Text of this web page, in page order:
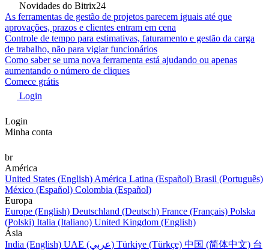
Novidades do Bitrix24
As ferramentas de gestão de projetos parecem iguais até que
aprovações, prazos e clientes entram em cena
Controle de tempo para estimativas, faturamento e gestão da carga
de trabalho, não para vigiar funcionários
Como saber se uma nova ferramenta está ajudando ou apenas
aumentando o número de cliques
Comece grátis
Login
Login
Minha conta
br
América
United States (English) América Latina (Español) Brasil (Português)
México (Español) Colombia (Español)
Europa
Europe (English) Deutschland (Deutsch) France (Français) Polska
(Polski) Italia (Italiano) United Kingdom (English)
Ásia
India (English)
UAE (عربي) Türkiye (Türkçe) 中国 (简体中文) 台